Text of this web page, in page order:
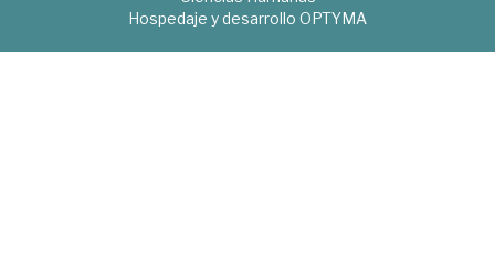
Hospedaje y desarrollo OPTYMA